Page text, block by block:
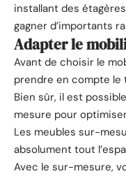
installant des
gagner d’importants
Adapter le
Avant de choisir le
prendre en compte le
Bien sûr, il est
mesure pour
Les meubles sur-
absolument tout
Avec le sur-mesure,